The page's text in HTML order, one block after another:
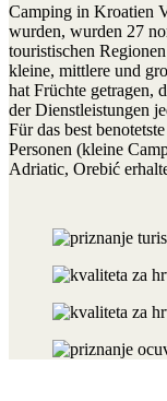
Camping in Kroatien
wurden, wurden 27
touristischen
kleine, mittlere und
hat Früchte getragen,
der Dienstleistungen
Für das best
Personen (kleine
Adriatic, Orebić